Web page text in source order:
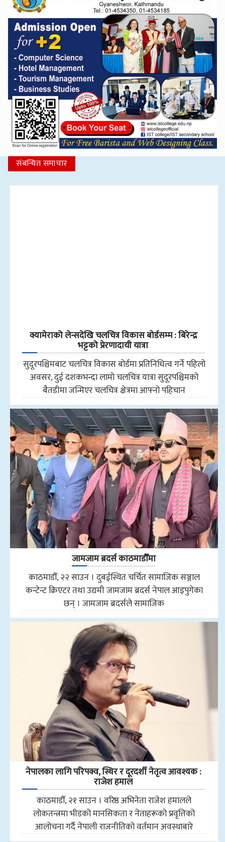
संबन्धित समाचार
क्यामेराको लेन्सदेखि चलचित्र विकास बोर्डसम्म : बिरेन्द्र
भट्टको प्रेरणादायी यात्रा
सुदूरपश्चिमबाट चलचित्र विकास बोर्डमा प्रतिनिधित्व गर्ने पहिलो
अवसर, दुई दशकभन्दा लामो चलचित्र यात्रा सुदूरपश्चिमको
बैतडीमा जन्मिएर चलचित्र क्षेत्रमा आफ्नो पहिचान
जामजाम ब्रदर्स काठमाडौँमा
काठमाडौँ, २२ साउन । दुबईस्थित चर्चित सामाजिक सञ्जाल
कन्टेन्ट क्रिएटर तथा उद्यमी जामजाम ब्रदर्स नेपाल आइपुगेका
छन् । जामजाम ब्रदर्सले सामाजिक
नेपालका लागि परिपक्व, स्थिर र दूरदर्शी नेतृत्व आवश्यक :
राजेश हमाल
काठमाडौँ, २१ साउन । वरिष्ठ अभिनेता राजेश हमालले
लोकतन्त्रमा भीडको मानसिकता र नेताहरूको प्रवृत्तिको
आलोचना गर्दै नेपाली राजनीतिको वर्तमान अवस्थाबारे